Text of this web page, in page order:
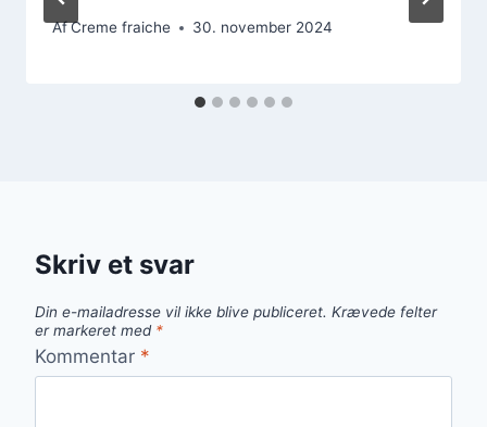
AfCreme fraiche 30. november 2024
Skriv et svar
Din e-mailadresse vil ikke blive publiceret. Krævede felter
er markeret med *
Kommentar *